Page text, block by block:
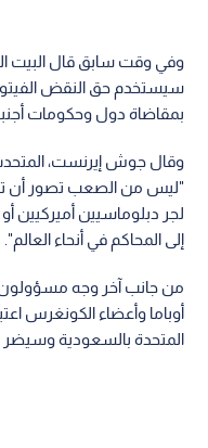
وفي وقت سابق قال البيت
سيستخدم حق النقض
بمقاضاة دول وحكومات أجنبية
وقال جوش إيرنست، المتحدث
"ليس من الصعب تصور أن
لجر دبلوماسيين أميركيين
إلى المحاكم في أنحاء العالم".
من جانب آخر وجه مسؤولون
أوباما وأعضاء الكونغرس
المتحدة بالسعودية وسيضر